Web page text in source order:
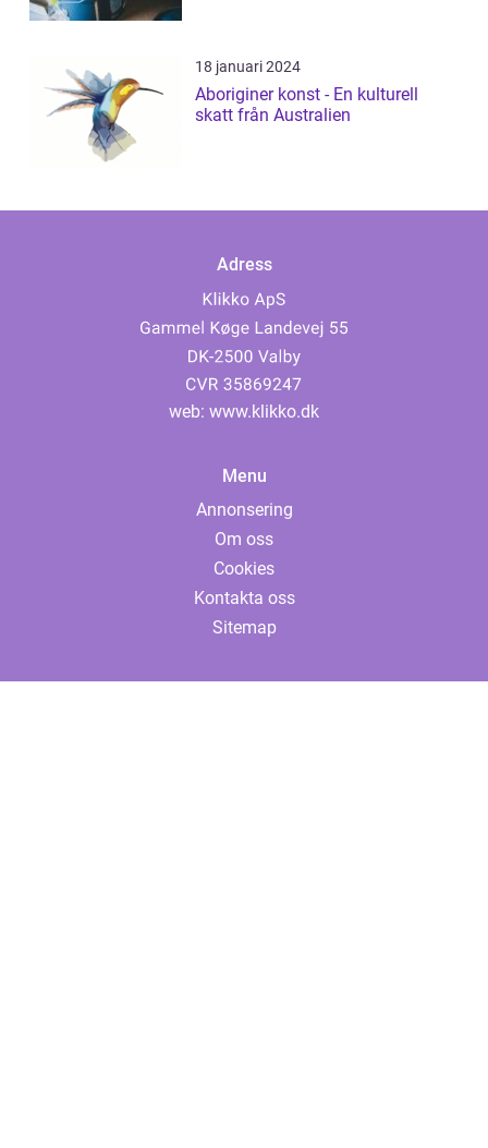
18 januari 2024
Aboriginer konst - En kulturell
skatt från Australien
Adress
web: www.klikko.dk
Menu
Annonsering
Om oss
Cookies
Kontakta oss
Sitemap